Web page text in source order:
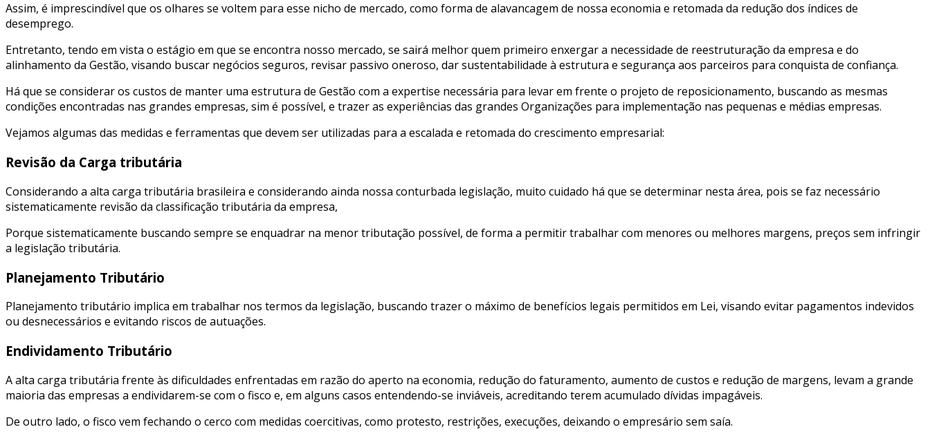
Assim, é imprescindível que os olhares se voltem para esse nicho de mercado, como forma de alavancagem de nossa economia e retomada da redução dos índices de
desemprego.
Entretanto, tendo em vista o estágio em que se encontra nosso mercado, se sairá melhor quem primeiro enxergar a necessidade de reestruturação da empresa e do
alinhamento da Gestão, visando buscar negócios seguros, revisar passivo oneroso, dar sustentabilidade à estrutura e segurança aos parceiros para conquista de confiança.
Há que se considerar os custos de manter uma estrutura de Gestão com a expertise necessária para levar em frente o projeto de reposicionamento, buscando as mesmas
condições encontradas nas grandes empresas, sim é possível, e trazer as experiências das grandes Organizações para implementação nas pequenas e médias empresas.
Vejamos algumas das medidas e ferramentas que devem ser utilizadas para a escalada e retomada do crescimento empresarial:
Revisão da Carga tributária
Considerando a alta carga tributária brasileira e considerando ainda nossa conturbada legislação, muito cuidado há que se determinar nesta área, pois se faz necessário
sistematicamente revisão da classificação tributária da empresa,
Porque sistematicamente buscando sempre se enquadrar na menor tributação possível, de forma a permitir trabalhar com menores ou melhores margens, preços sem infringir
a legislação tributária.
Planejamento Tributário
Planejamento tributário implica em trabalhar nos termos da legislação, buscando trazer o máximo de benefícios legais permitidos em Lei, visando evitar pagamentos indevidos
ou desnecessários e evitando riscos de autuações.
Endividamento Tributário
A alta carga tributária frente às dificuldades enfrentadas em razão do aperto na economia, redução do faturamento, aumento de custos e redução de margens, levam a grande
maioria das empresas a endividarem-se com o fisco e, em alguns casos entendendo-se inviáveis, acreditando terem acumulado dívidas impagáveis.
De outro lado, o fisco vem fechando o cerco com medidas coercitivas, como protesto, restrições, execuções, deixando o empresário sem saía.